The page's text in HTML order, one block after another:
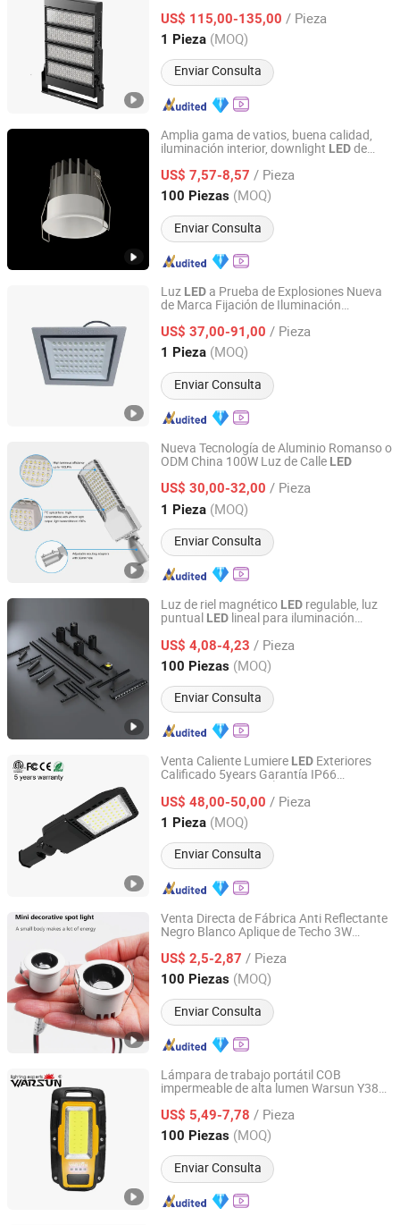
US$ 115,00-135,00 / Pieza
1 Pieza (MOQ)
Enviar Consulta
Guangdong, China Desde 2021
Amplia gama de vatios, buena calidad,
iluminación interior, downlight LEDde
US$ 7,57-8,57 / Pieza
100 Piezas (MOQ)
Enviar Consulta
Guangdong Allway Lighting Electric Company Limited
Guangdong, China Desde 2014
Luz LED a Prueba de Explosiones Nueva
de Marca Fijación de Iluminación
B-2
US$ 37,00-91,00 / Pieza
1 Pieza (MOQ)
Enviar Consulta
Zhejiang Guozhong Explosion Proof Electrical Co., Ltd.
Zhejiang, China Desde 2025
Nueva Tecnología de Aluminio Romanso o
ODM China 100W Luz de Calle LED
US$ 30,00-32,00 / Pieza
1 Pieza (MOQ)
Enviar Consulta
Shenzhen Romanso Electronic Co., Ltd.
Guangdong, China Desde 2021
Luz de riel magnético LED regulable, luz
puntual LED lineal para iluminación
US$ 4,08-4,23 / Pieza
100 Piezas (MOQ)
Enviar Consulta
Guangdong Allway Lighting Electric Company Limited
Guangdong, China Desde 2014
Venta Caliente Lumiere LED Exteriores
Calificado 5years Garantía IP66
US$ 48,00-50,00 / Pieza
1 Pieza (MOQ)
Enviar Consulta
Shenzhen Romanso Electronic Co., Ltd.
Guangdong, China Desde 2021
Venta Directa de Fábrica Anti Reflectante
Negro Blanco Aplique de Techo 3W
US$ 2,5-2,87 / Pieza
100 Piezas (MOQ)
Enviar Consulta
Guangdong Allway Lighting Electric Company Limited
Guangdong, China Desde 2014
Lámpara de trabajo portátil COB
impermeable de alta lumen Warsun Y38
inundación magnética con banco de
energía
US$ 5,49-7,78 / Pieza
100 Piezas (MOQ)
Enviar Consulta
Ningbo Yougao Electrical Appliance Manufacturing Co.,
Zhejiang, China Desde 2026